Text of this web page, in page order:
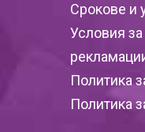
Срокове и
Условия
Политика
Политика